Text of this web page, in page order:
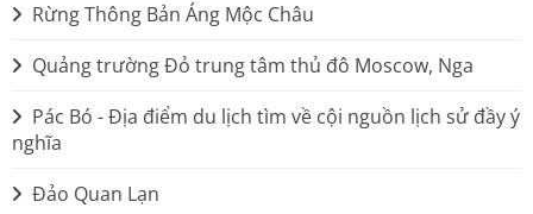
Rừng Thông Bản Áng Mộc Châu
Quảng trường Đỏ trung tâm thủ đô Moscow, Nga
Pác Bó - Địa điểm du lịch tìm về cội nguồn lịch sử đầy ý
nghĩa
Đảo Quan Lạn